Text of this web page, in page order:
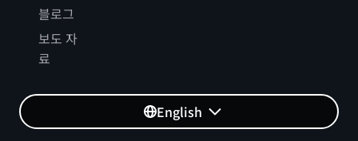
블로그
보도 자
료
English